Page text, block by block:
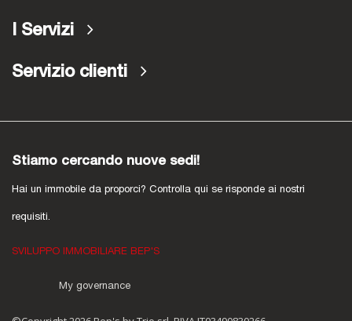
I Servizi
Servizio clienti
Stiamo cercando nuove sedi!
Hai un immobile da proporci? Controlla qui se risponde ai nostri
requisiti.
SVILUPPO IMMOBILIARE BEP'S
My governance